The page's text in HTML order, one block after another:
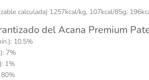
calculada) 1257kcal/kg, 107kcal/85g,
del Acana Premium
10.5%
7%
1%
80%